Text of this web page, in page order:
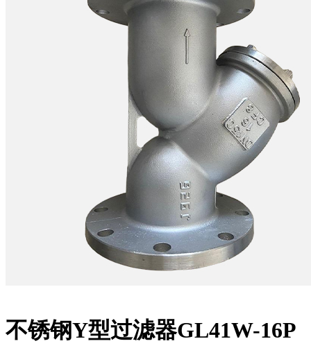
不锈钢Y型过滤器GL41W-16P